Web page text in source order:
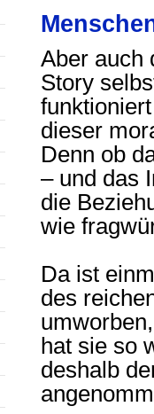
Aber auch
Story
dieser
Denn ob
– und das
die
wie
Da ist
des
hat sie so
deshalb